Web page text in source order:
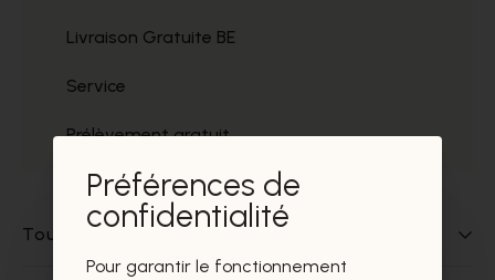
Livraison Gratuite BE
Service
Prélèvement gratuit
Tout sur ce produit
Préférences de
confidentialité
Pour garantir le fonctionnement